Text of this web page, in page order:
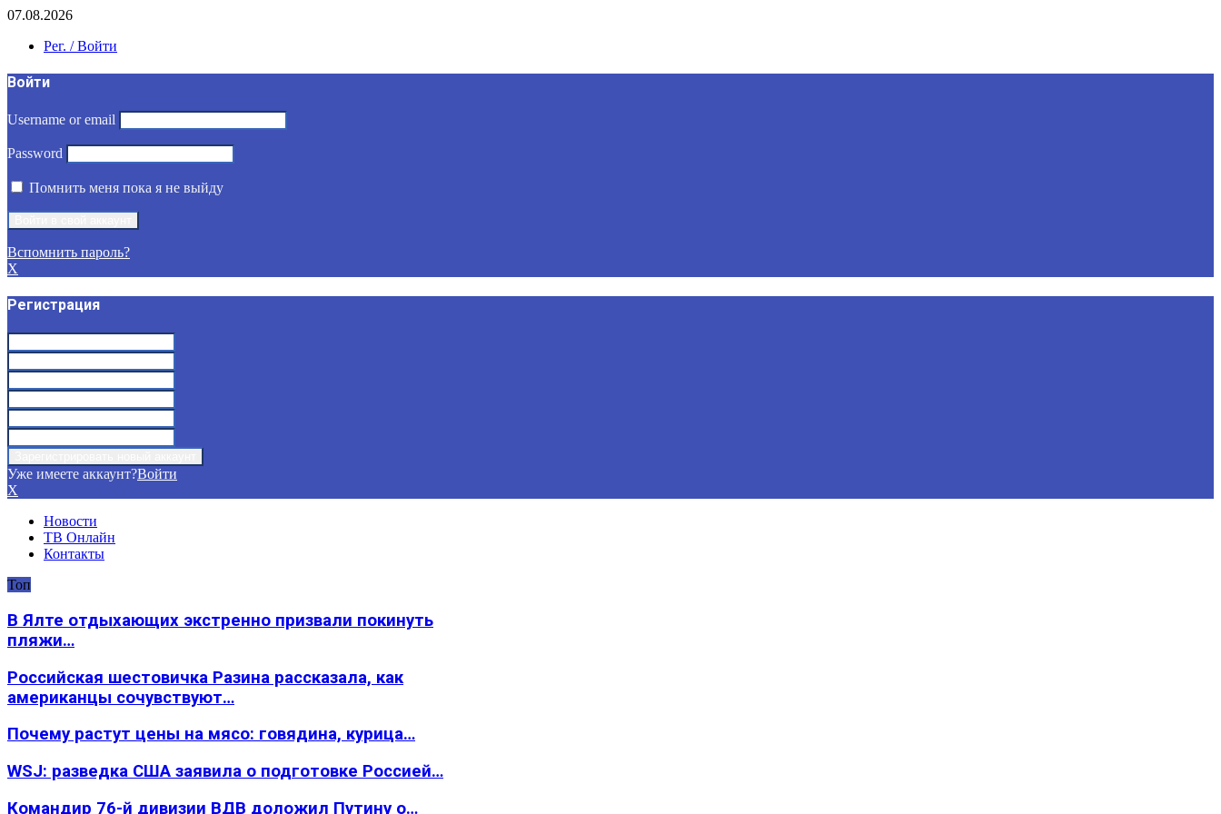
07.08.2026
Рег. / Войти
Войти
Username or email
Password
Помнить меня пока я не выйду
Вспомнить пароль?
X
Регистрация
Уже имеете аккаунт?Войти
X
Новости
ТВ Онлайн
Контакты
Топ
В Ялте отдыхающих экстренно призвали покинуть
пляжи…
Российская шестовичка Разина рассказала, как
американцы сочувствуют…
Почему растут цены на мясо: говядина, курица…
WSJ: разведка США заявила о подготовке Россией…
Командир 76-й дивизии ВДВ доложил Путину о…